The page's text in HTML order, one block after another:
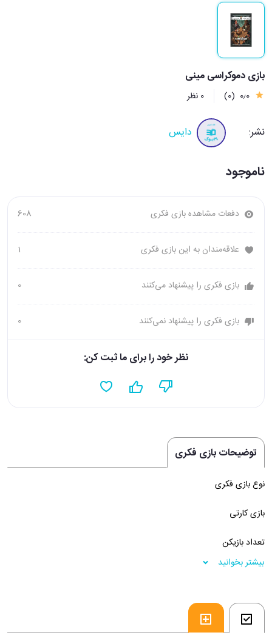
بازی دموکراسی مینی
0٫0 (0) 0 نظر
نشر: دایس
ناموجود
دفعات مشاهده بازی فکری 608
علاقه‌مندان به این بازی فکری 1
بازی فکری را پیشنهاد می‌کنند 0
بازی فکری را پیشنهاد نمی‌کنند 0
نظر خود را برای ما ثبت کن:
توضیحات بازی فکری
نوع بازی فکری
بازی کارتی
تعداد بازیکن
۴ نفر
درجه سختی
متوسط
بیشتر بخوانید